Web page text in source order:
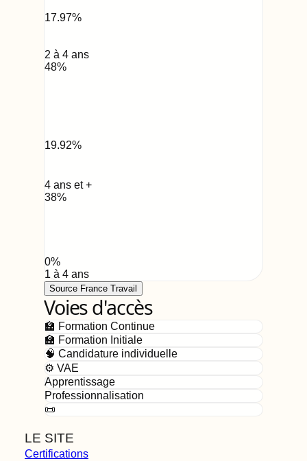
17.97%
2 à 4 ans
48%
19.92%
4 ans et +
38%
0%
1 à 4 ans
Source France Travail
Voies d'accès
🏫 Formation Continue
🏫 Formation Initiale
🧠 Candidature individuelle
⚙️ VAE
Apprentissage
Professionnalisation
📜
LE SITE
Certifications